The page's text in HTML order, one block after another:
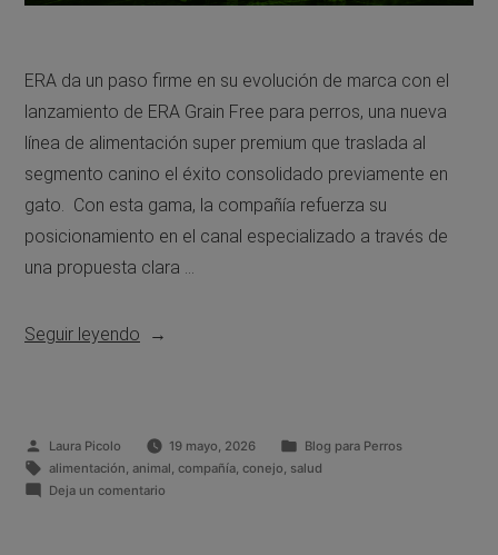
ERA da un paso firme en su evolución de marca con el
lanzamiento de ERA Grain Free para perros, una nueva
línea de alimentación super premium que traslada al
segmento canino el éxito consolidado previamente en
gato. Con esta gama, la compañía refuerza su
posicionamiento en el canal especializado a través de
una propuesta clara …
Seguir leyendo
Laura Picolo 19 mayo, 2026
Blog para Perros
alimentación animal compañía, conejo salud
Deja un comentario